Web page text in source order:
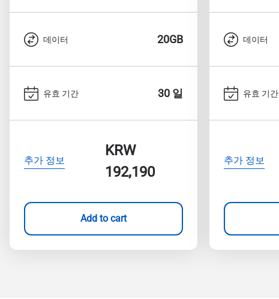
데이터 20GB
유효 기간 30 일
추가 정보
KRW
192,190
Add to cart
데이터
유효 기간
추가 정보